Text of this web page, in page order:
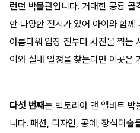
런던 박물관입니다. 거대한 공룡
한 다양한 전시가 있어 아이와 함
아름다워 입장 전부터 사진을 찍는
이와 실내 일정을 찾는다면 이곳은
다섯 번째는 빅토리아 앤 앨버트 박
니다. 패션, 디자인, 공예, 장식미술